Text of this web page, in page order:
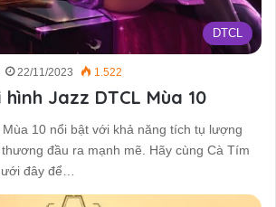
DTCL
22/11/2023 1.522
Jazz DTCL Mùa 10
10 nổi bật với khả năng tích tụ lượng
đầu ra mạnh mẽ. Hãy cùng Cà Tím
đây để…